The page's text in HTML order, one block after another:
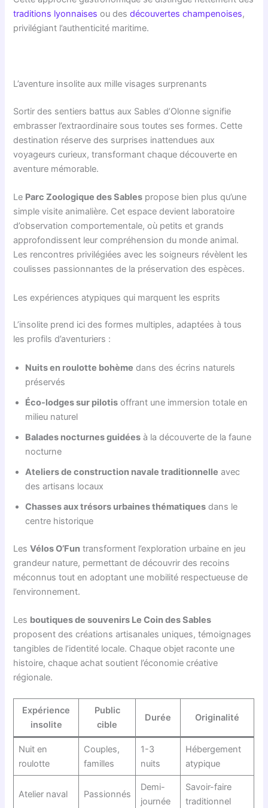
traditions lyonnaises ou desdécouvertes champenoises,
privilégiant l’authenticité maritime.
L’aventure insolite aux mille visages surprenants
Sortir des sentiers battus aux Sables d’Olonne signifie
embrasser l’extraordinaire sous toutes ses formes. Cette
destination réserve des surprises inattendues aux
voyageurs curieux, transformant chaque découverte en
aventure mémorable.
Le Parc Zoologique des Sables propose bien plus qu’une
simple visite animalière. Cet espace devient laboratoire
d’observation comportementale, où petits et grands
approfondissent leur compréhension du monde animal.
Les rencontres privilégiées avec les soigneurs révèlent les
coulisses passionnantes de la préservation des espèces.
Les expériences atypiques qui marquent les esprits
L’insolite prend ici des formes multiples, adaptées à tous
les profils d’aventuriers :
Nuits en roulotte bohème dans des écrins naturels
préservés
Éco-lodges sur pilotis offrant une immersion totale en
milieu naturel
Balades nocturnes guidées à la découverte de la faune
nocturne
Ateliers de construction navale traditionnelle avec
des artisans locaux
Chasses aux trésors urbaines thématiques dans le
centre historique
LesVélos O’Fun transforment l’exploration urbaine en jeu
grandeur nature, permettant de découvrir des recoins
méconnus tout en adoptant une mobilité respectueuse de
l’environnement.
Les boutiques de souvenirs Le Coin des Sables
proposent des créations artisanales uniques, témoignages
tangibles de l’identité locale. Chaque objet raconte une
histoire, chaque achat soutient l’économie créative
régionale.
Expérience
insolite
Public
cible
Durée Originalité
Nuit en
roulotte
Couples,
familles
1-3
nuits
Hébergement
atypique
Atelier naval Passionnés
Demi-
journée
Savoir-faire
traditionnel